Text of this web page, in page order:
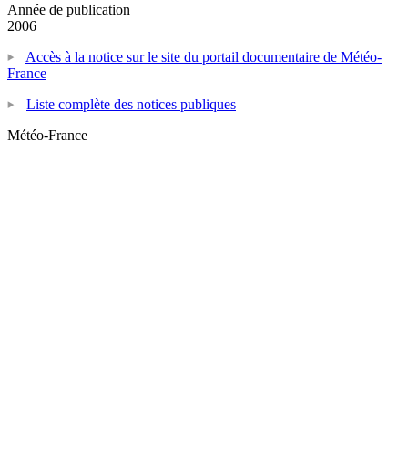
Année de publication
2006
Accès à la notice sur le site du portail documentaire de Météo-
France
Liste complète des notices publiques
Météo-France